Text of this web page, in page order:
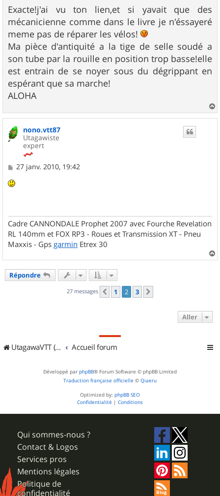
s
s
a
g
e
Exacte!j'ai vu ton lien,et si yavait que des
mécanicienne comme dans le livre je n'éssayeré
meme pas de réparer les vélos!
Ma pièce d'antiquité a la tige de selle soudé a
son tube par la rouille en position trop basse!elle
est entrain de se noyer sous du dégrippant en
espérant que sa marche!
ALOHA
a
nono.vtt87
Utagawiste
expert
M
s
27 janv. 2010, 19:42
Cadre CANNONDALE Prophet 2007 avec Fourche Revelation
RL 140mm et FOX RP3 - Roues et Transmission XT - Pneu
Maxxis - Gps garmin Etrex 30
a
Répondre
27 messages Précédent
1 2 3
Aller
UtagawaVTT (Randos VTT et VTTAE avec traces GPS) Accueil forum
Développé par phpBB® Forum Software © phpBB Limited
Traduction française officielle © Qiaeru
Optimized by: phpBB SEO
Confidentialité | Conditions
Qui sommes-nous ?
Contact & Logos
Services pros
Mentions légales
Politique de
confidentialité